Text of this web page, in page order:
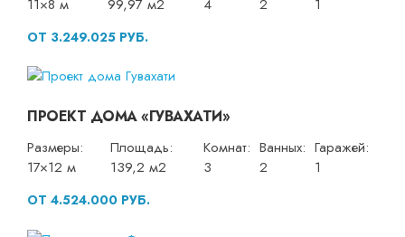
11×8 м
99,97 м2
4
2
1
ОТ 3.249.025 РУБ.
ПРОЕКТ ДОМА «ГУВАХАТИ»
Размеры:
17×12 м
Площадь:
139,2 м2
Комнат:
3
Ванных:
2
Гаражей:
1
ОТ 4.524.000 РУБ.